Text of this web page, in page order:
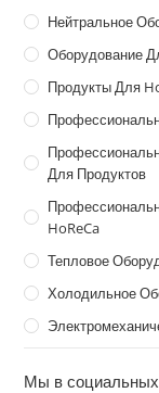
Нейтральное
Оборудование
Продукты Для
Для Продуктов
HoReCa
Тепловое
Холодильное
Мы в социальных